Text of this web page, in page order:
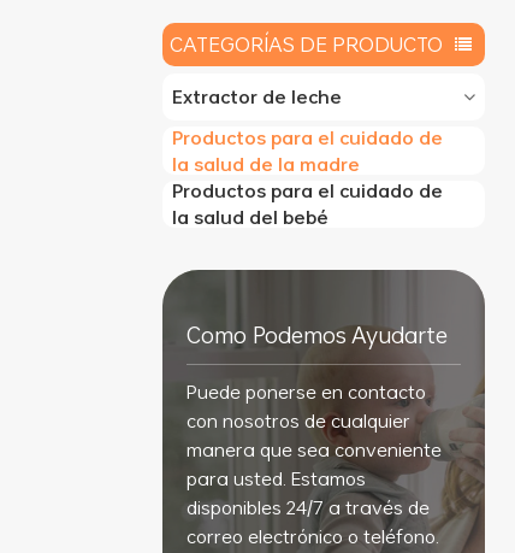
CATEGORÍAS DE PRODUCTO
Extractor de leche
Productos para el cuidado de
la salud de la madre
Productos para el cuidado de
la salud del bebé
Como Podemos Ayudarte
Puede ponerse en contacto
con nosotros de cualquier
manera que sea conveniente
para usted. Estamos
disponibles 24/7 a través de
correo electrónico o teléfono.